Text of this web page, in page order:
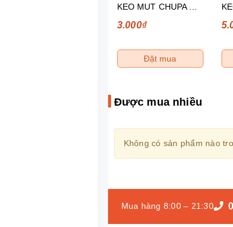
3.000₫
Đặt mua
Được mua nhiều
Không có sản phẩm nào
Mua hàng 8:00 – 21:30